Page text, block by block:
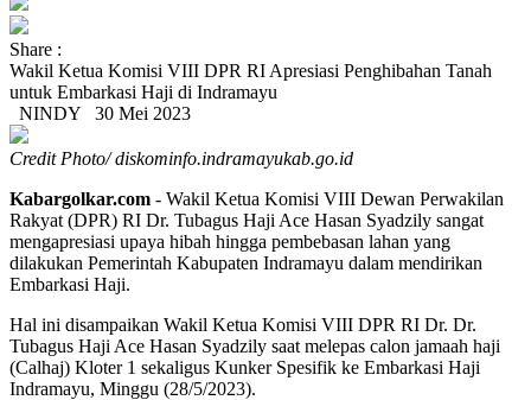
Share :
Wakil Ketua Komisi VIII DPR RI Apresiasi Penghibahan Tanah
untuk Embarkasi Haji di Indramayu
NINDY
30 Mei 2023
Credit Photo/ diskominfo.indramayukab.go.id
Kabargolkar.com - Wakil Ketua Komisi VIII Dewan Perwakilan
Rakyat (DPR) RI Dr. Tubagus Haji Ace Hasan Syadzily sangat
mengapresiasi upaya hibah hingga pembebasan lahan yang
dilakukan Pemerintah Kabupaten Indramayu dalam mendirikan
Embarkasi Haji.
Hal ini disampaikan Wakil Ketua Komisi VIII DPR RI Dr. Dr.
Tubagus Haji Ace Hasan Syadzily saat melepas calon jamaah haji
(Calhaj) Kloter 1 sekaligus Kunker Spesifik ke Embarkasi Haji
Indramayu, Minggu (28/5/2023).